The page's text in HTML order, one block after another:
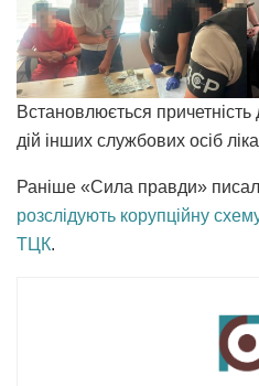
Встановлюється
дій інших службових осіб
Раніше «Сила правди»
розслідують корупційну
ТЦК.